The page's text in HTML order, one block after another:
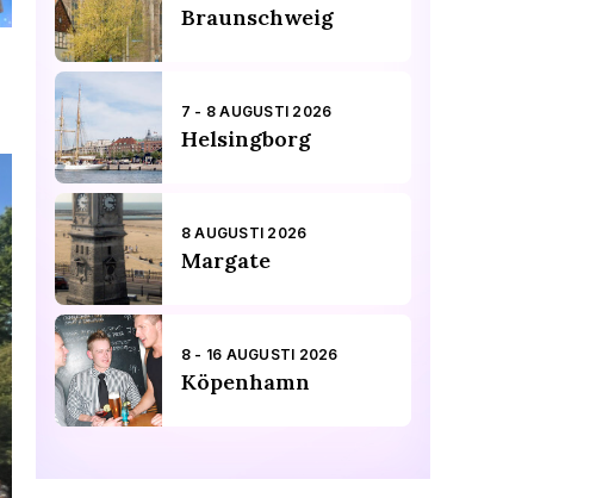
Braunschweig
7 - 8 AUGUSTI 2026
Helsingborg
8 AUGUSTI 2026
Margate
8 - 16 AUGUSTI 2026
Köpenhamn